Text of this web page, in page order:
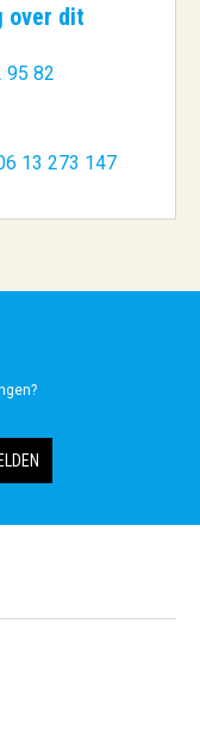
over dit
95 82
13 273 147